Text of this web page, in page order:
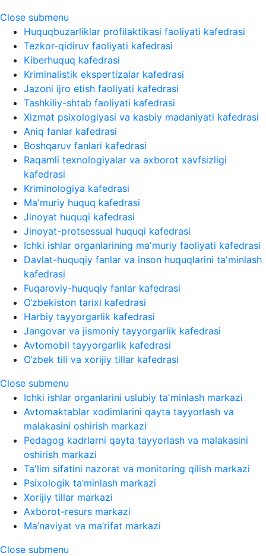
Close submenu
Huquqbuzarliklar profilaktikasi faoliyati kafedrasi
Tezkor-qidiruv faoliyati kafedrasi
Kiberhuquq kafedrasi
Kriminalistik ekspertizalar kafedrasi
Jazoni ijro etish faoliyati kafedrasi
Tashkiliy-shtab faoliyati kafedrasi
Xizmat psixologiyasi va kasbiy madaniyati kafedrasi
Aniq fanlar kafedrasi
Boshqaruv fanlari kafedrasi
Raqamli texnologiyalar va axborot xavfsizligi
kafedrasi
Kriminologiya kafedrasi
Maʼmuriy huquq kafedrasi
Jinoyat huquqi kafedrasi
Jinoyat-protsessual huquqi kafedrasi
Ichki ishlar organlarining maʼmuriy faoliyati kafedrasi
Davlat-huquqiy fanlar va inson huquqlarini taʼminlash
kafedrasi
Fuqaroviy-huquqiy fanlar kafedrasi
O‘zbekiston tarixi kafedrasi
Harbiy tayyorgarlik kafedrasi
Jangovar va jismoniy tayyorgarlik kafedrasi
Avtomobil tayyorgarlik kafedrasi
O‘zbek tili va xorijiy tillar kafedrasi
Close submenu
Ichki ishlar organlarini uslubiy taʼminlash markazi
Avtomaktablar xodimlarini qayta tayyorlash va
malakasini oshirish markazi
Pedagog kadrlarni qayta tayyorlash va malakasini
oshirish markazi
Taʼlim sifatini nazorat va monitoring qilish markazi
Psixologik ta’minlash markazi
Xorijiy tillar markazi
Axborot-resurs markazi
Ma’naviyat va ma’rifat markazi
Close submenu